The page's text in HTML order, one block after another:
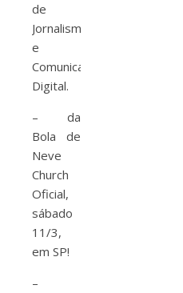
de
Jornalismo
e
Comunicação
Digital.
– da
Bola de
Neve
Church
Oficial​,
sábado
11/3,
em SP!
–